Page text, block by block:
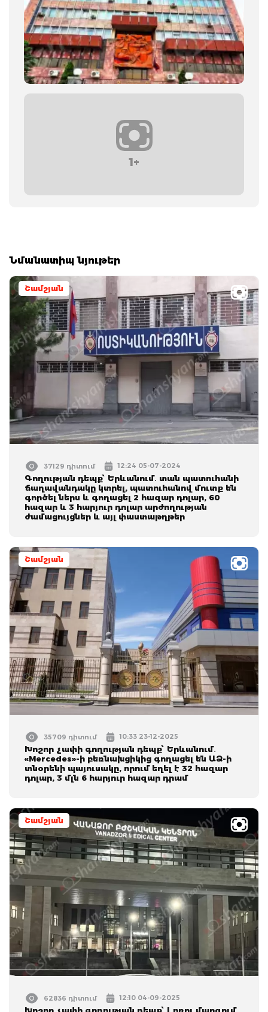
1+
Նմանատիպ նյութեր
Շամշյան
37129 դիտում 12:24 05-07-2024
Գողության դեպք՝ Երևանում․ տան պատուհանի
ճաղավանդակը կտրել, պատուհանով մուտք են
գործել ներս և գողացել 2 հազար դոլար, 60
հազար և 3 հարյուր դոլար արժողության
ժամացույցներ և այլ փաստաթղթեր
Շամշյան
35709 դիտում 10:33 23-12-2025
Խոշոր չափի գողության դեպք՝ Երևանում․
«Mercedes»-ի բեռնախցիկից գողացել են ԱՁ-ի
տնօրենի պայուսակը, որում եղել է 32 հազար
դոլար, 3 մլն 6 հարյուր հազար դրամ
Շամշյան
62836 դիտում 12:10 04-09-2025
Խոշոր չափի գողության դեպք՝ Լոռու մարզում․